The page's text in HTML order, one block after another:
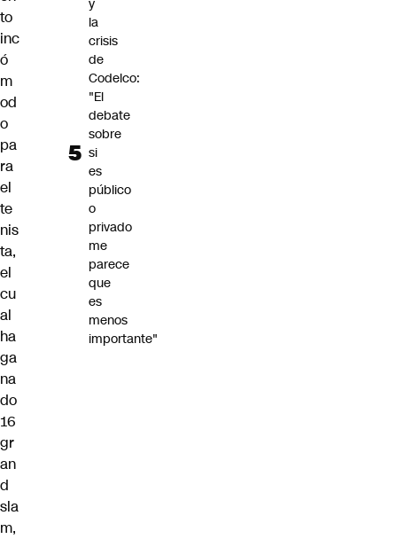
to
inc
ó
m
od
o
pa
ra
el
te
nis
ta,
el
cu
al
ha
ga
na
do
16
gr
an
d
sla
m,
y
la
crisis
de
Codelco:
"El
debate
sobre
si
es
público
o
privado
me
parece
que
es
menos
importante"